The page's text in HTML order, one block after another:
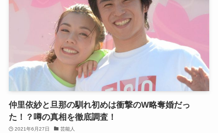
仲里依紗と旦那の馴れ初めは衝撃のW略奪婚だっ
た！？噂の真相を徹底調査！
2021年6月27日 芸能人